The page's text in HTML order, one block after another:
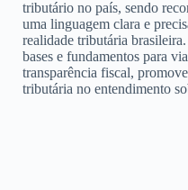
tributário no país, sendo
uma linguagem clara e
realidade tributária
bases e fundamentos para
transparência fiscal,
tributária no entendimento